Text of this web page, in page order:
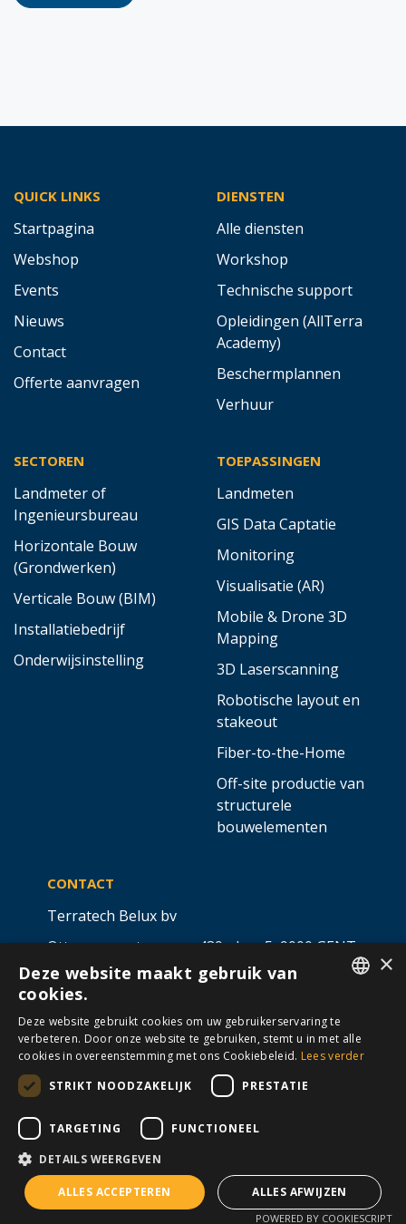
QUICK LINKS
Startpagina
Webshop
Events
Nieuws
Contact
Offerte aanvragen
DIENSTEN
Alle diensten
Workshop
Technische support
Opleidingen (AllTerra
Academy)
Beschermplannen
Verhuur
SECTOREN
Landmeter of
Ingenieursbureau
Horizontale Bouw
(Grondwerken)
Verticale Bouw (BIM)
Installatiebedrijf
Onderwijsinstelling
TOEPASSINGEN
Landmeten
GIS Data Captatie
Monitoring
Visualisatie (AR)
Mobile & Drone 3D
Mapping
3D Laserscanning
Robotische layout en
stakeout
Fiber-to-the-Home
Off-site productie van
structurele
bouwelementen
CONTACT
Terratech Belux bv
Ottergemsesteenweg 439 - bus 5,9000 GENT
info@allterra-belux.com+32 9 430 25 30
BE1009.467.122
VOLG ONS OP ​ ​
Algemene voorwaarden Cookies
Disclaimer
Privacy© Allterra Made with 💙 by2mprove
FRENCH
×
Deze website maakt gebruik van
cookies.
Deze website gebruikt cookies om uw gebruikerservaring te
verbeteren. Door onze website te gebruiken, stemt u in met alle
cookies in overeenstemming met ons Cookiebeleid. Lees verder
STRIKT NOODZAKELIJK
PRESTATIE
TARGETING FUNCTIONEEL
DETAILS WEERGEVEN
ALLES ACCEPTEREN ALLES AFWIJZEN
POWERED BY COOKIESCRIPT